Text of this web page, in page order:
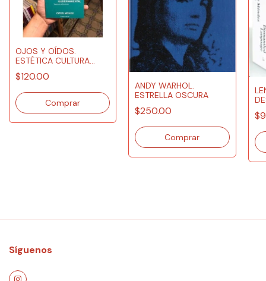
OJOS Y OÍDOS.
ESTÉTICA CULTURA
VISUAL Y LA EXIGENCIA
DE UNA POLÍTICA NO
$120.00
ANDY WARHOL.
ESTRELLA OSCURA
$250.00
Síguenos